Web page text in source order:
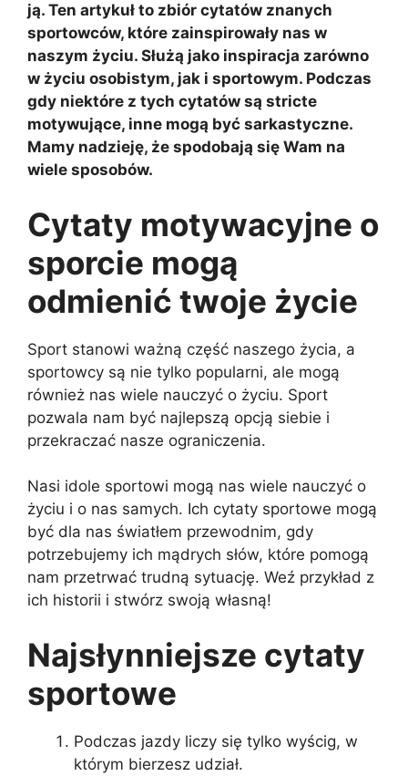
ją. Ten artykuł to zbiór cytatów znanych
sportowców, które zainspirowały nas w
naszym życiu. Służą jako inspiracja zarówno
w życiu osobistym, jak i sportowym. Podczas
gdy niektóre z tych cytatów są stricte
motywujące, inne mogą być sarkastyczne.
Mamy nadzieję, że spodobają się Wam na
wiele sposobów.
Cytaty motywacyjne o
sporcie mogą
odmienić twoje życie
Sport stanowi ważną część naszego życia, a
sportowcy są nie tylko popularni, ale mogą
również nas wiele nauczyć o życiu. Sport
pozwala nam być najlepszą opcją siebie i
przekraczać nasze ograniczenia.
Nasi idole sportowi mogą nas wiele nauczyć o
życiu i o nas samych. Ich cytaty sportowe mogą
być dla nas światłem przewodnim, gdy
potrzebujemy ich mądrych słów, które pomogą
nam przetrwać trudną sytuację. Weź przykład z
ich historii i stwórz swoją własną!
Najsłynniejsze cytaty
sportowe
Podczas jazdy liczy się tylko wyścig, w
którym bierzesz udział.